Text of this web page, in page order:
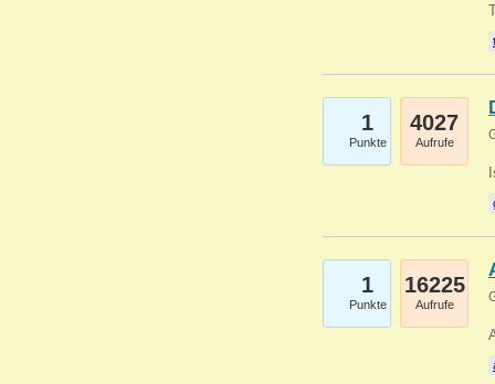
1
Punkte
4027
Aufrufe
1
Punkte
16225
Aufrufe